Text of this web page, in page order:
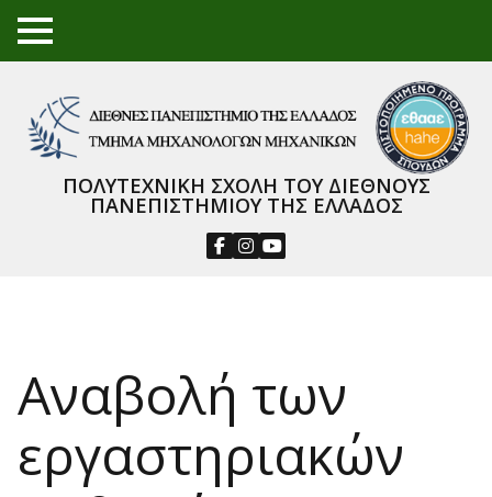
TO
GGL
NU
ΠΟΛΥΤΕΧΝΙΚΗ ΣΧΟΛΗ ΤΟΥ ΔΙΕΘΝΟΥΣ
ΠΑΝΕΠΙΣΤΗΜΙΟΥ ΤΗΣ ΕΛΛΑΔΟΣ
Αναβολή των
εργαστηριακών